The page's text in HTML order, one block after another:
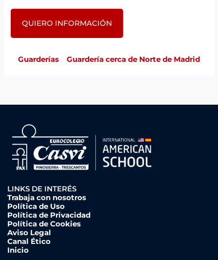
QUIERO INFORMACIÓN
Guarderías Guardería cerca de Norte de Madrid
LINKS DE INTERÉS
Trabaja con nosotros
Política de Uso
Política de Privacidad
Política de Cookies
Aviso Legal
Canal Ético
Inicio